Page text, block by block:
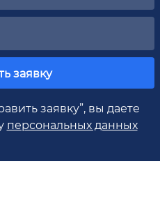
заявку
заявку”, вы даете
персональных данных